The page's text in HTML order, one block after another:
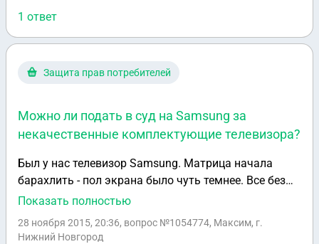
сказали что в течении 30 суток после окончания
регистрации я могу покинуть страну. Через пару
на выезде? И если да, то какой штраф? (напомню
1 ответ
Защита прав потребителей
Можно ли подать в суд на Samsung за
некачественные комплектующие телевизора?
Был у нас телевизор Samsung. Матрица начала
барахлить - пол экрана было чуть темнее. Все без
проблем поменяли по гарантии. Но недавно опять
Нам говорят, что только за свой счет все. Должны
Показать полностью
28 ноября 2015, 20:36, вопрос №1054774, Максим, г.
Нижний Новгород